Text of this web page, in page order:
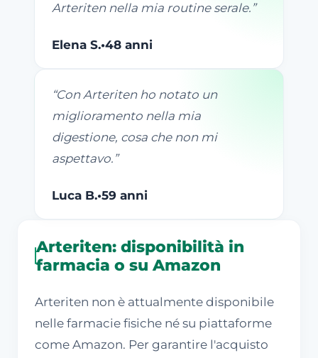
Arteriten nella mia routine serale. ”
Elena S.•48 anni
“Con Arteriten ho notato un
miglioramento nella mia
digestione, cosa che non mi
aspettavo. ”
Luca B.•59 anni
Arteriten: disponibilità in
farmacia o su Amazon
Arteriten non è attualmente disponibile
nelle farmacie fisiche né su piattaforme
come Amazon. Per garantire l'acquisto